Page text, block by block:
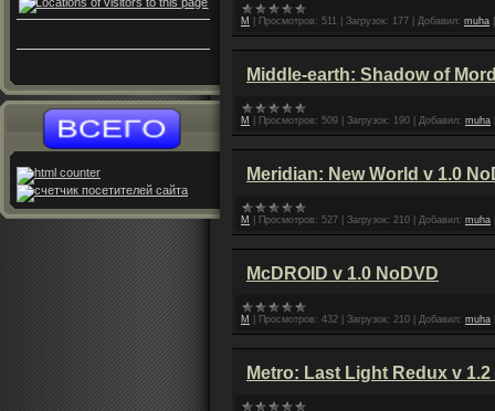
M Просмотров: 511 Загрузок: 177 Добавил: muha
Middle-earth: Shadow of
M Просмотров: 509 Загрузок: 190 Добавил: muha
Meridian: New World v 1.0
M Просмотров: 527 Загрузок: 210 Добавил: muha
McDROID v 1.0 NoDVD
M Просмотров: 432 Загрузок: 210 Добавил: muha
Metro: Last Light Redux v 1.2